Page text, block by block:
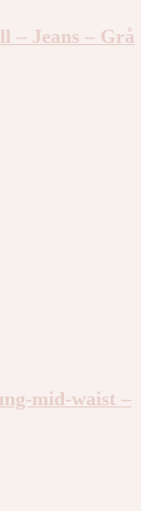
– Jeans – Grå
mid-waist –